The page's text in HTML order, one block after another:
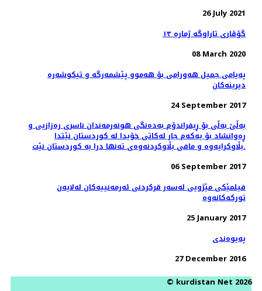
26 July 2021
گۆڤاری تاراوگە ژمارە ١٣
08 March 2020
پەیامی جمیل هەورامی بۆ هەموو پێشمەرگە و تیكوشەرە
دیرینەكان
24 September 2017
بەڵێ بەڵی بۆ ڕیفراندۆم بەدەنگی هونەرمەندان ناسری رەزازیی و
ڕەوانشاد بۆ یەکەم جار لەکاتی خۆیدا لە کوردستان نێتدا
بڵاوکرایەوە و مافی بڵاوکردنەوەی تەنها درا بە کوردستان نێت.
06 September 2017
فیلمێکی مێژویی لەسەر قرکردنی ئەرمەنییەکان لەلایەن
تورکەکانەوە
25 January 2017
پەیوەندی
27 December 2016
© kurdistan Net 2026